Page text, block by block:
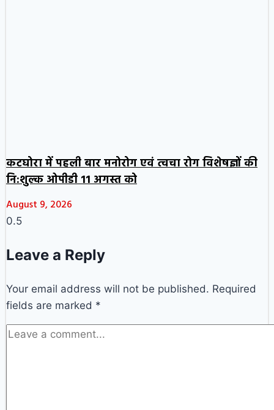
कटघोरा में पहली बार मनोरोग एवं त्वचा रोग विशेषज्ञों की
नि:शुल्क ओपीडी 11 अगस्त को
August 9, 2026
Leave a Reply
Your email address will not be published. Required
fields are marked *